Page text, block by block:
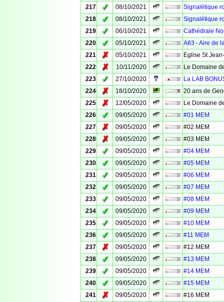
217
✓ 08/10/2021
Signalétique
218
✓ 08/10/2021
Signalétique
219
✓ 06/10/2021
Cathédrale
220
✓ 05/10/2021
A83 - Aire de
221
✗ 05/10/2021
Eglise St
222
✗ 10/11/2020
Le Domaine
223
✓ 27/10/2020
La LAB
224
✗ 18/10/2020
20 ans de
225
✗ 12/05/2020
Le Domaine
226
✓ 09/05/2020
#01 MEM
227
✗ 09/05/2020
#02 MEM
228
✗ 09/05/2020
#03 MEM
229
✓ 09/05/2020
#04 MEM
230
✓ 09/05/2020
#05 MEM
231
✓ 09/05/2020
#06 MEM
232
✓ 09/05/2020
#07 MEM
233
✓ 09/05/2020
#08 MEM
234
✓ 09/05/2020
#09 MEM
235
✓ 09/05/2020
#10 MEM
236
✓ 09/05/2020
#11 MEM
237
✗ 09/05/2020
#12 MEM
238
✓ 09/05/2020
#13 MEM
239
✓ 09/05/2020
#14 MEM
240
✓ 09/05/2020
#15 MEM
241
✗ 09/05/2020
#16 MEM